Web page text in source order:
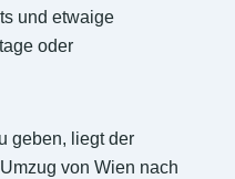
und etwaige
oder
geben, liegt der
von Wien nach